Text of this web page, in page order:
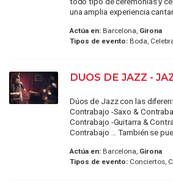
una amplia experiencia
Actúa en:Barcelona, Girona
Tipos de evento:Boda,
DUOS DE JAZZ -
Dúos de Jazz con las
Contrabajo -Saxo &
Contrabajo -Guitarra &
Contrabajo ... También se
Actúa en:Barcelona, Girona
Tipos de evento:Conciertos,